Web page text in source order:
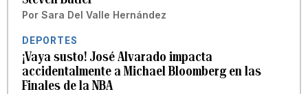
Por Sara Del Valle Hernández
DEPORTES
¡Vaya susto! José Alvarado impacta
accidentalmente a Michael Bloomberg en las
Finales de la NBA